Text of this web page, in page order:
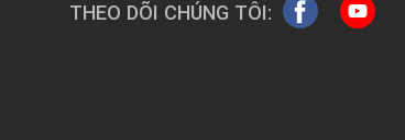
THEO DÕI CHÚNG TÔI